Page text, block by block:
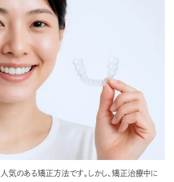
人気のある矯正方法です。しかし、矯正治療中に